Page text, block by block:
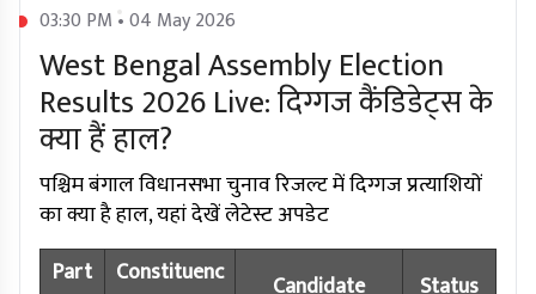
03:30 PM • 04 May 2026
West Bengal Assembly Election
Results 2026 Live: दिग्गज कैंडिडेट्स के
क्या हैं हाल?
पश्चिम बंगाल विधानसभा चुनाव रिजल्ट में दिग्गज प्रत्याशियों
का क्या है हाल, यहां देखें लेटेस्ट अपडेट
Part
Constituenc